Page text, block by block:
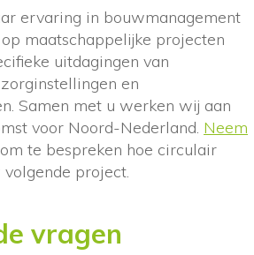
ervaring in bouwmanagement
maatschappelijke projecten
uitdagingen van
en
Samen met u werken wij aan
voor Noord-Nederland. Neem
om te bespreken hoe circulair
project.
vragen